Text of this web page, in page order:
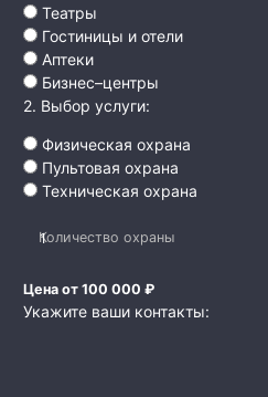
Театры
Гостиницы и отели
Аптеки
Бизнес–центры
2. Выбор услуги:
Физическая охрана
Пультовая охрана
Техническая охрана
Количество охраны
Цена от 100 000 ₽
Укажите ваши контакты: